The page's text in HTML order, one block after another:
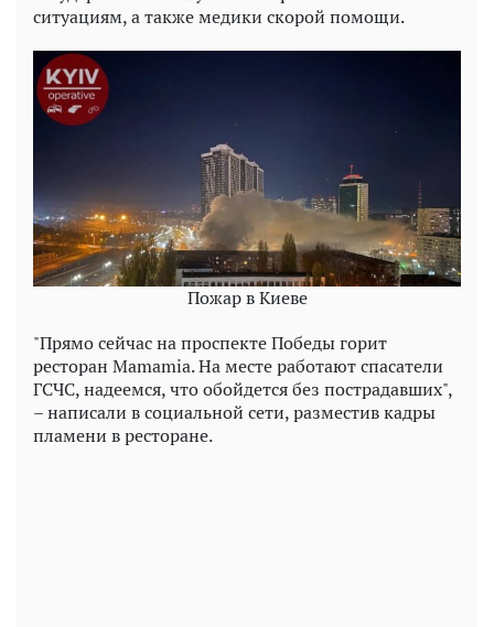
ситуациям, а также медики скорой помощи.
Пожар в Киеве
"Прямо сейчас на проспекте Победы горит
ресторан Mamamia. На месте работают спасатели
ГСЧС, надеемся, что обойдется без пострадавших",
– написали в социальной сети, разместив кадры
пламени в ресторане.